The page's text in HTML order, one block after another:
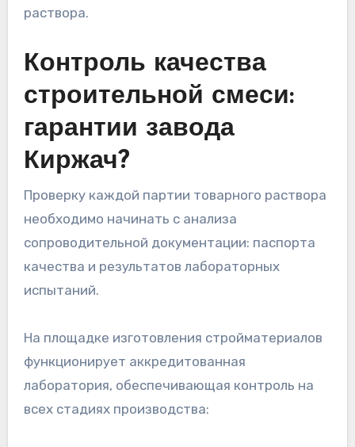
раствора.
Контроль качества
строительной смеси:
гарантии завода
Киржач?
Проверку каждой партии товарного раствора
необходимо начинать с анализа
сопроводительной документации: паспорта
качества и результатов лабораторных
испытаний.
На площадке изготовления стройматериалов
функционирует аккредитованная
лаборатория, обеспечивающая контроль на
всех стадиях производства: